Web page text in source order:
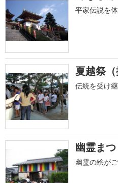
平家伝説を
夏越祭（
伝統を受け
幽霊まつ
幽霊の絵が